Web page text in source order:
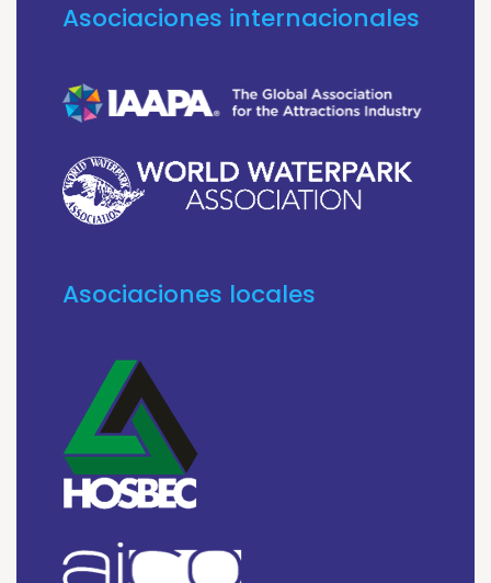
Asociaciones internacionales
Asociaciones locales